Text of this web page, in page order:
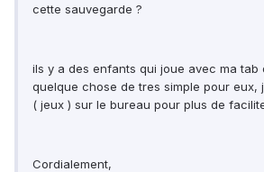
cette sauvegarde ?
ils y a des enfants qui joue avec ma tab
quelque chose de tres simple pour eux,
( jeux ) sur le bureau pour plus de
Cordialement,